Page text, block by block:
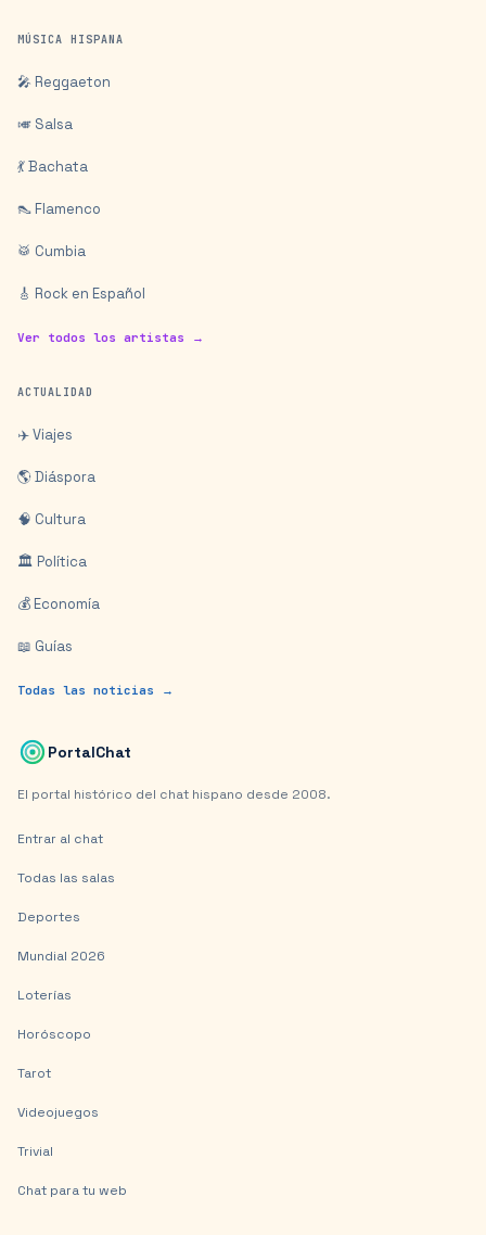
MÚSICA HISPANA
🎤 Reggaeton
🎺 Salsa
💃 Bachata
👠 Flamenco
🥁 Cumbia
🎸 Rock en Español
Ver todos los artistas →
ACTUALIDAD
✈️ Viajes
🌎 Diáspora
🧠 Cultura
🏛️ Política
💰 Economía
📖 Guías
Todas las noticias →
PortalChat
El portal histórico del chat hispano desde 2008.
Entrar al chat
Todas las salas
Deportes
Mundial 2026
Loterías
Horóscopo
Tarot
Videojuegos
Trivial
Chat para tu web